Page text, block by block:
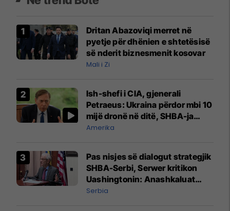
Dritan Abazoviqi merret në
pyetje për dhënien e shtetësisë
së nderit biznesmenit kosovar
Mali i Zi
Ish-shefi i CIA, gjenerali
Petraeus: Ukraina përdor mbi 10
mijë dronë në ditë, SHBA-ja
mbetet shumë prapa në
Amerika
Pas nisjes së dialogut strategjik
SHBA-Serbi, Serwer kritikon
Uashingtonin: Anashkaluat
Banjskën, sulmin ndaj KFOR-it
Serbia